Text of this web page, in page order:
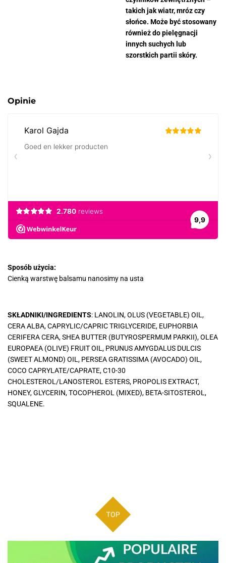
takich jak wiatr, mróz czy
słońce. Może być stosowany
również do pielęgnacji
innych suchych lub
szorstkich partii skóry.
Opinie
Sposób użycia:
Cienką warstwę balsamu nanosimy na usta
SKŁADNIKI/INGREDIENTS: LANOLIN, OLUS (VEGETABLE) OIL,
CERA ALBA, CAPRYLIC/CAPRIC TRIGLYCERIDE, EUPHORBIA
CERIFERA CERA, SHEA BUTTER (BUTYROSPERMUM PARKII), OLEA
EUROPAEA (OLIVE) FRUIT OIL, PRUNUS AMYGDALUS DULCIS
(SWEET ALMOND) OIL, PERSEA GRATISSIMA (AVOCADO) OIL,
COCO CAPRYLATE/CAPRATE, C10-30
CHOLESTEROL/LANOSTEROL ESTERS, PROPOLIS EXTRACT,
HONEY, GLYCERIN, TOCOPHEROL (MIXED), BETA-SITOSTEROL,
SQUALENE.
TOP